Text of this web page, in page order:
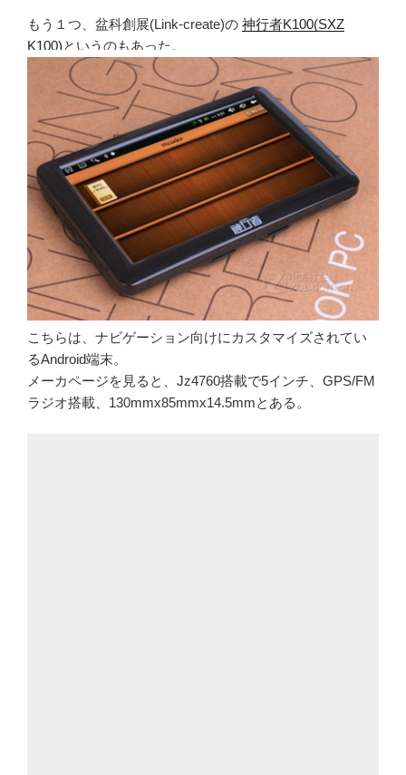
もう１つ、盆科創展(Link-create)の 神行者K100(SXZ
K100)というのもあった。
こちらは、ナビゲーション向けにカスタマイズされてい
るAndroid端末。
メーカページを見ると、Jz4760搭載で5インチ、GPS/FM
ラジオ搭載、130mmx85mmx14.5mmとある。